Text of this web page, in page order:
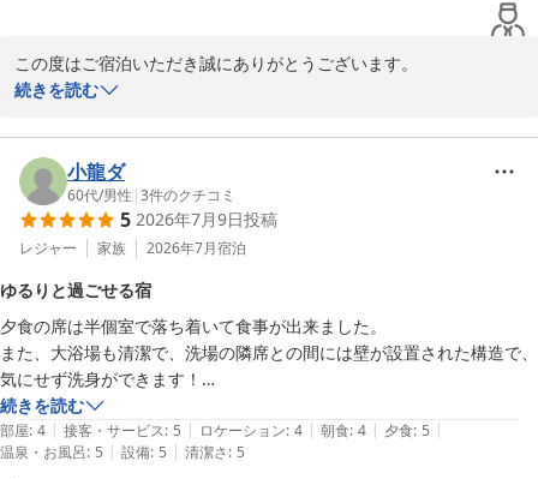
この度はご宿泊いただき誠にありがとうございます。
また貴重なお時間を割いてご評価、ご意見いただき重ねて感謝申し
客室露天風呂をお気に召していただき、大変うれしく思います。
静かな空間で非日常のひとときをお過ごしいただけたなら幸いでご
ざいます。
食事の際提供させていただいたちりめん山椒ですが、せっかくのご
意見ですので販売に向けて前向きに検討させていただきます。
松園荘 保津川亭
松園荘 保津川亭
2026-07-24
続きを読む
小龍ダ
60代/男性 |3件のクチコミ
5 2026年7月9日投稿
レジャー 家族 2026年7月宿泊
ゆるりと過ごせる宿
夕食の席は半個室で落ち着いて食事が出来ました。
また、大浴場も清潔で、洗場の隣席との間には壁が設置された構造で、
気にせず洗身ができます！
また、館内の構造が変わっており、建築物としても面白い！
続きを読む
部屋: 4 | 接客・サービス: 5 | ロケーション: 4 | 朝食: 4 | 夕食: 5 |
温泉・お風呂: 5 | 設備: 5 | 清潔さ: 5